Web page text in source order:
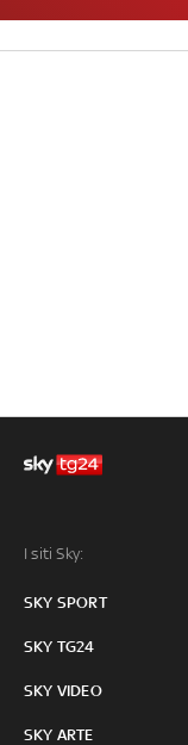
I siti Sky:
SKY SPORT
SKY TG24
SKY VIDEO
SKY ARTE